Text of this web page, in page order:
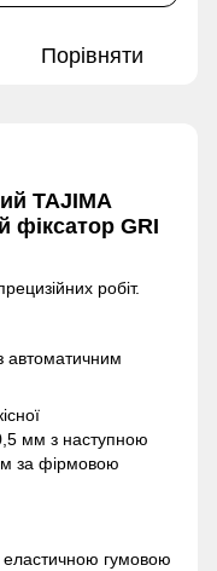
Порівняти
TAJIMA
фіксатор GRI
робіт.
автоматичним
мм з наступною
за фірмовою
гумовою